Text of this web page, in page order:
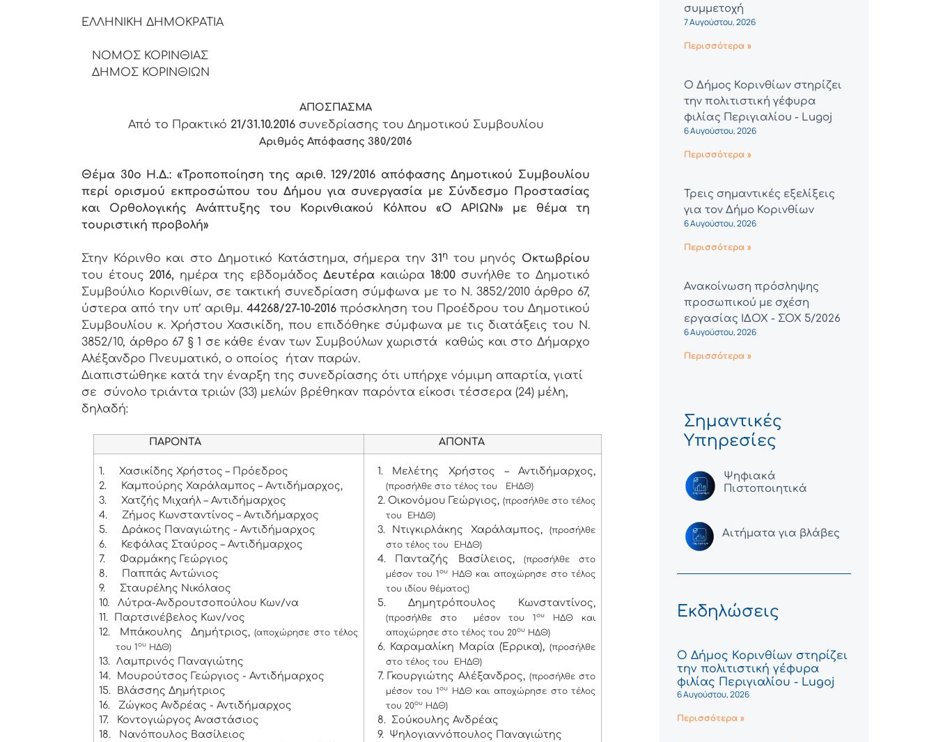
ΕΛΛΗΝΙΚΗ ΔΗΜΟΚΡΑΤΙΑ
ΝΟΜΟΣ ΚΟΡΙΝΘΙΑΣ
ΔΗΜΟΣ ΚΟΡΙΝΘΙΩΝ
ΑΠΟΣΠΑΣΜΑ
Από το Πρακτικό 21/31.10.2016συνεδρίασης του Δημοτικού Συμβουλίου
Αριθμός Απόφασης 380/2016
Θέμα 30ο Η.Δ.: «Τροποποίηση της αριθ. 129/2016 απόφασης Δημοτικού Συμβουλίου
περί ορισμού εκπροσώπου του Δήμου για συνεργασία με Σύνδεσμο Προστασίας
και Ορθολογικής Ανάπτυξης του Κορινθιακού Κόλπου «Ο ΑΡΙΩΝ» με θέμα τη
τουριστική προβολή»
Στην Κόρινθο και στο Δημοτικό Κατάστημα, σήμερα την 31 η του μηνός Οκτωβρίου
του έτους 2016, ημέρα της εβδομάδοςΔευτέρα καιώρα 18:00συνήλθε το Δημοτικό
Συμβούλιο Κορινθίων, σε τακτική συνεδρίαση σύμφωνα με το Ν. 3852/2010 άρθρο 67,
ύστερα από την υπ’ αριθμ. 44268/27-10-2016πρόσκληση του Προέδρου του Δημοτικού
Συμβουλίου κ. Χρήστου Χασικίδη, που επιδόθηκε σύμφωνα με τις διατάξεις του Ν.
3852/10, άρθρο 67 § 1 σε κάθε έναν των Συμβούλων χωριστά καθώς και στο Δήμαρχο
Αλέξανδρο Πνευματικό, ο οποίος ήταν παρών.
Διαπιστώθηκε κατά την έναρξη της συνεδρίασης ότι υπήρχε νόμιμη απαρτία, γιατί
σε σύνολο τριάντα τριών (33) μελών βρέθηκαν παρόντα είκοσι τέσσερα (24) μέλη,
δηλαδή:
ΠΑΡΟΝΤΑ ΑΠΟΝΤΑ
1.
Χασικίδης Χρήστος – Πρόεδρος
2.
Καμπούρης Χαράλαμπος – Αντιδήμαρχος,
3.
Χατζής Μιχαήλ – Αντιδήμαρχος
4.
Ζήμος Κωνσταντίνος – Αντιδήμαρχος
5.
Δράκος Παναγιώτης - Αντιδήμαρχος
6.
Κεφάλας Σταύρος – Αντιδήμαρχος
7.
Φαρμάκης Γεώργιος
8.
Παππάς Αντώνιος
9.
Σταυρέλης Νικόλαος
10.
Λύτρα-Ανδρουτσοπούλου Κων/να
11.
Παρτσινέβελος Κων/νος
12.
Μπάκουλης Δημήτριος, (αποχώρησε στο τέλος
του 1 ουΗΔΘ)
13.
Λαμπρινός Παναγιώτης
14.
Μουρούτσος Γεώργιος - Αντιδήμαρχος
15.
Βλάσσης Δημήτριος
16.
Ζώγκος Ανδρέας - Αντιδήμαρχος
17.
Κοντογιώργος Αναστάσιος
18.
Νανόπουλος Βασίλειος
1. Μελέτης Χρήστος – Αντιδήμαρχος,
(προσήλθε στο τέλος του ΕΗΔΘ)
2. Οικονόμου Γεώργιος, (προσήλθε στο τέλος
του ΕΗΔΘ)
3. Ντιγκιρλάκης Χαράλαμπος,(προσήλθε
στο τέλος του ΕΗΔΘ)
4. Πανταζής Βασίλειος, (προσήλθε στο
μέσον του 1ου
ΗΔΘ και αποχώρησε στο τέλος
του ιδίου θέματος)
5. Δημητρόπουλος Κωνσταντίνος,
(προσήλθε στο μέσον του 1ου
ΗΔΘ και
αποχώρησε στο τέλος του 20ουΗΔΘ)
6. Καραμαλίκη Μαρία (Έρρικα),(προσήλθε
στο τέλος του ΕΗΔΘ)
7. Γκουργιώτης Αλέξανδρος, (προσήλθε στο
μέσον του 1ου
ΗΔΘ και αποχώρησε στο τέλος
του 20ουΗΔΘ)
8. Σούκουλης Ανδρέας
9. Ψηλογιαννόπουλος Παναγιώτης
συμμετοχή
7 Αυγούστου, 2026
Περισσότερα »
Ο Δήμος Κορινθίων στηρίζει
την πολιτιστική γέφυρα
φιλίας Περιγιαλίου - Lugoj
6 Αυγούστου, 2026
Περισσότερα »
Τρεις σημαντικές εξελίξεις
για τον Δήμο Κορινθίων
6 Αυγούστου, 2026
Περισσότερα »
Ανακοίνωση πρόσληψης
προσωπικού με σχέση
εργασίας ΙΔΟΧ - ΣΟΧ 5/2026
6 Αυγούστου, 2026
Περισσότερα »
Σημαντικές
Υπηρεσίες
Ψηφιακά
Πιστοποιητικά
Αιτήματα για βλάβες
Εκδηλώσεις
Ο Δήμος Κορινθίων στηρίζει
την πολιτιστική γέφυρα
φιλίας Περιγιαλίου - Lugoj
6 Αυγούστου, 2026
Περισσότερα »